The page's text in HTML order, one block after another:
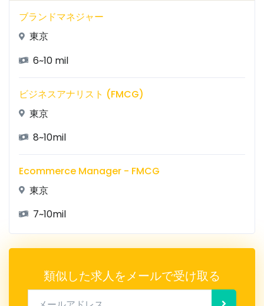
ブランドマネジャー
東京
6~10 mil
ビジネスアナリスト (FMCG)
東京
8~10mil
Ecommerce Manager - FMCG
東京
7~10mil
類似した求人をメールで受け取る